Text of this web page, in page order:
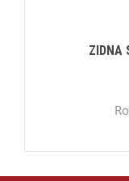
ZIDNA